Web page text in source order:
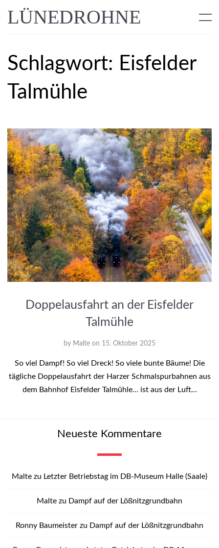
LÜNEDROHNE
Schlagwort: Eisfelder
Talmühle
Doppelausfahrt an der Eisfelder
Talmühle
by Malte on 15. Oktober 2025
So viel Dampf! So viel Dreck! So viele bunte Bäume! Die
tägliche Doppelausfahrt der Harzer Schmalspurbahnen aus
dem Bahnhof Eisfelder Talmühle… ist aus der Luft…
Neueste Kommentare
Malte zu Letzter Betriebstag im DB-Museum Halle (Saale)
Malte zu Dampf auf der Lößnitzgrundbahn
Ronny Baumeister zu Dampf auf der Lößnitzgrundbahn